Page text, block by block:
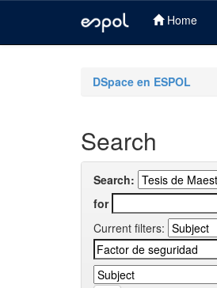
Home
DSpace en ESPOL
Search
Search:
for
Current filters: